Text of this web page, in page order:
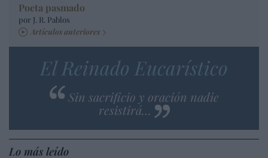
Poeta pasmado
por J. R. Pablos
Artículos anteriores
El Reinado Eucarístico
Sin sacrificio y oración nadie
resistirá…
Lo más leído